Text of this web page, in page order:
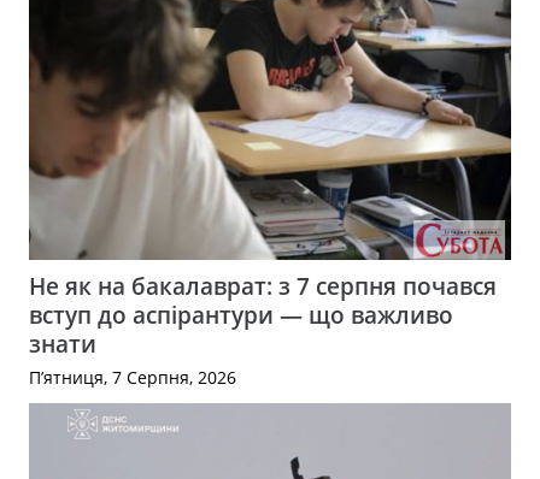
Не як на бакалаврат: з 7 серпня почався
вступ до аспірантури — що важливо
знати
П’ятниця, 7 Серпня, 2026